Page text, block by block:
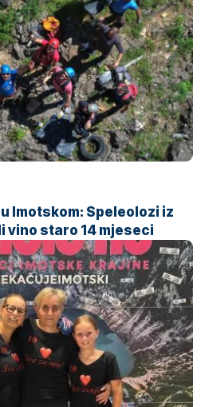
Imotskom: Speleolozi iz
vino staro 14 mjeseci